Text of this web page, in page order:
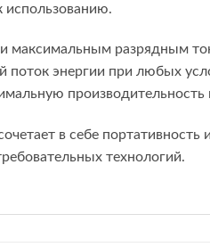
использованию.
максимальным разрядным
поток энергии при любых
производительность
в себе
технологий.